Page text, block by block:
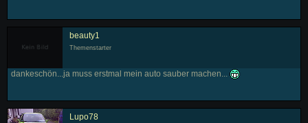
beauty1
Themenstarter
dankeschön...ja muss erstmal mein auto sauber machen...
Lupo78